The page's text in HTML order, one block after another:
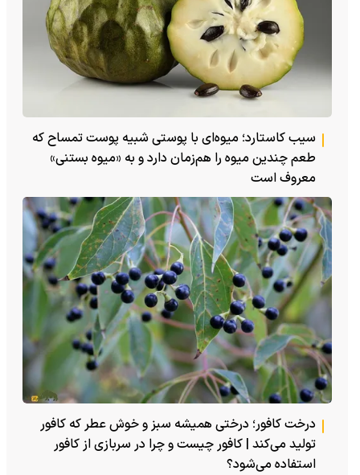
سیب کاستارد؛ میوه‌ای با پوستی شبیه پوست تمساح که
طعم چندین میوه را هم‌زمان دارد و به «میوه بستنی»
معروف است
درخت کافور؛ درختی همیشه سبز و خوش عطر که کافور
تولید می‌کند | کافور چیست و چرا در سربازی از کافور
استفاده می‌شود؟